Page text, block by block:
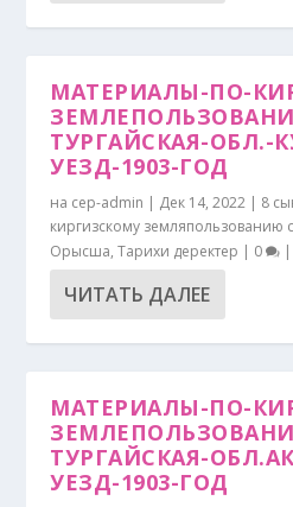
МАТЕРИАЛЫ-ПО-
ТУРГАЙСКАЯ-ОБЛ.-
УЕЗД-1903-ГОД
на cep-admin | Дек 14, 2022 | 8
киргизскому земляпользованию
Орысша,Тарихи деректер | 0
ЧИТАТЬ ДАЛЕЕ
МАТЕРИАЛЫ-ПО-
ТУРГАЙСКАЯ-
УЕЗД-1903-ГОД